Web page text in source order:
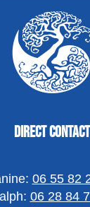
Direct contact
06 55 82
06 28 84